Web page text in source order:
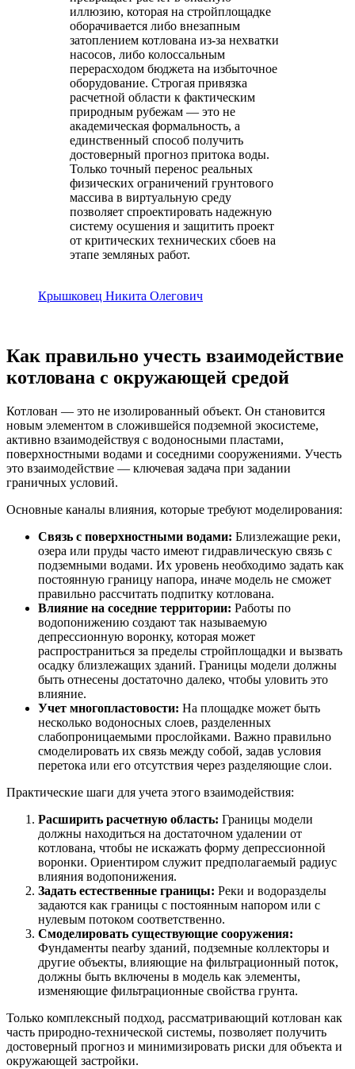
иллюзию, которая на стройплощадке
оборачивается либо внезапным
затоплением котлована из-за нехватки
насосов, либо колоссальным
перерасходом бюджета на избыточное
оборудование. Строгая привязка
расчетной области к фактическим
природным рубежам — это не
академическая формальность, а
единственный способ получить
достоверный прогноз притока воды.
Только точный перенос реальных
физических ограничений грунтового
массива в виртуальную среду
позволяет спроектировать надежную
систему осушения и защитить проект
от критических технических сбоев на
этапе земляных работ.
Крышковец Никита Олегович
Как правильно учесть взаимодействие
котлована с окружающей средой
Котлован — это не изолированный объект. Он становится
новым элементом в сложившейся подземной экосистеме,
активно взаимодействуя с водоносными пластами,
поверхностными водами и соседними сооружениями. Учесть
это взаимодействие — ключевая задача при задании
граничных условий.
Основные каналы влияния, которые требуют моделирования:
Связь с поверхностными водами: Близлежащие реки,
озера или пруды часто имеют гидравлическую связь с
подземными водами. Их уровень необходимо задать как
постоянную границу напора, иначе модель не сможет
правильно рассчитать подпитку котлована.
Влияние на соседние территории: Работы по
водопонижению создают так называемую
депрессионную воронку, которая может
распространиться за пределы стройплощадки и вызвать
осадку близлежащих зданий. Границы модели должны
быть отнесены достаточно далеко, чтобы уловить это
влияние.
Учет многопластовости: На площадке может быть
несколько водоносных слоев, разделенных
слабопроницаемыми прослойками. Важно правильно
смоделировать их связь между собой, задав условия
перетока или его отсутствия через разделяющие слои.
Практические шаги для учета этого взаимодействия:
Расширить расчетную область: Границы модели
должны находиться на достаточном удалении от
котлована, чтобы не искажать форму депрессионной
воронки. Ориентиром служит предполагаемый радиус
влияния водопонижения.
Задать естественные границы: Реки и водоразделы
задаются как границы с постоянным напором или с
нулевым потоком соответственно.
Смоделировать существующие сооружения:
Фундаменты nearby зданий, подземные коллекторы и
другие объекты, влияющие на фильтрационный поток,
должны быть включены в модель как элементы,
изменяющие фильтрационные свойства грунта.
Только комплексный подход, рассматривающий котлован как
часть природно-технической системы, позволяет получить
достоверный прогноз и минимизировать риски для объекта и
окружающей застройки.